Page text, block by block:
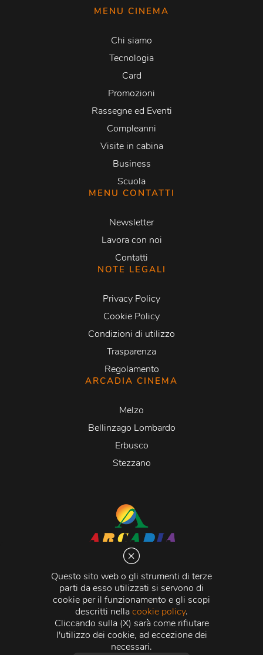
Questo sito web o gli strumenti di terze
parti da esso utilizzati si servono di
cookie per il funzionamento e gli scopi
descritti nellacookie policy.
Cliccando sulla (X) sarà come rifiutare
l'utilizzo dei cookie, ad eccezione dei
necessari.
MENU CINEMA
Chi siamo
Tecnologia
Card
Promozioni
Rassegne ed Eventi
Compleanni
Visite in cabina
Business
Scuola
MENU CONTATTI
Newsletter
Lavora con noi
Contatti
NOTE LEGALI
Privacy Policy
Cookie Policy
Condizioni di utilizzo
Trasparenza
Regolamento
ARCADIA CINEMA
Melzo
Bellinzago Lombardo
Erbusco
Stezzano
Via Martiri della Libertà 20066 Melzo (MI)
C.C.I.A.A. - R.E.A di Milano n. 1427910
Registro delle Imprese di Milano n. 338392 -
Fiscale e Partita Iva11015840157 | Capitale Sociale
500.000,00 i.v.
Credits:Crea Informatica S.r.l. 2026 © Tutti i diritti
riservati.